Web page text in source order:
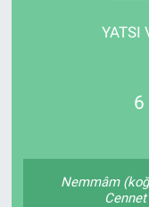
YATSI
Nemmâm